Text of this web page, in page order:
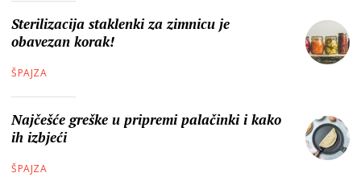
Sterilizacija staklenki za zimnicu je
obavezan korak!
ŠPAJZA
Najčešće greške u pripremi palačinki i kako
ih izbjeći
ŠPAJZA